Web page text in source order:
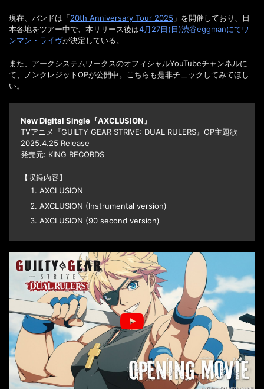
現在、バンドは「20th Anniversary Tour 2025 」を開催しており、日
本各地をツアー中で、本リリース後は4月27日(日)渋谷eggmanにてワ
ンマン・ライヴが決定している。
また、アークシステムワークスのオフィシャルYouTubeチャンネルに
て、ノンクレジットOPが公開中。こちらも是非チェックしてみてほし
い。
New Digital Single『AXCLUSION』
TVアニメ『GUILTY GEAR STRIVE: DUAL RULERS』OP主題歌
2025.4.25 Release
発売元: KING RECORDS
【収録内容】
AXCLUSION
AXCLUSION (Instrumental version)
AXCLUSION (90 second version)